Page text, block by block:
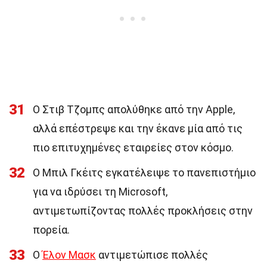
31
Ο Στιβ Τζομπς απολύθηκε από την Apple,
αλλά επέστρεψε και την έκανε μία από τις
πιο επιτυχημένες εταιρείες στον κόσμο.
32
Ο Μπιλ Γκέιτς εγκατέλειψε το πανεπιστήμιο
για να ιδρύσει τη Microsoft,
αντιμετωπίζοντας πολλές προκλήσεις στην
πορεία.
33 ΟΈλον Μασκ αντιμετώπισε πολλές